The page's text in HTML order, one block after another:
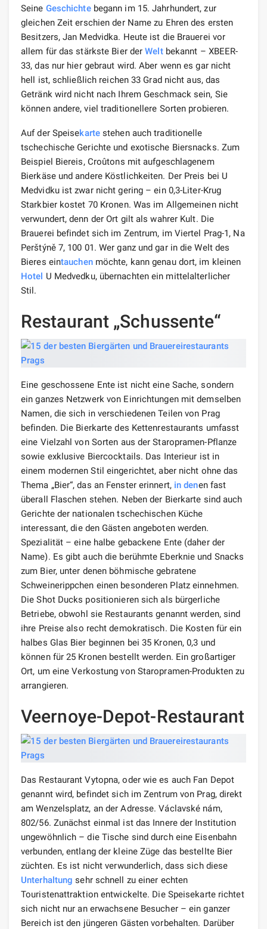
Seine Geschichtebegann im 15. Jahrhundert, zur
gleichen Zeit erschien der Name zu Ehren des ersten
Besitzers, Jan Medvidka. Heute ist die Brauerei vor
allem für das stärkste Bier derWeltbekannt – XBEER-
33, das nur hier gebraut wird. Aber wenn es gar nicht
hell ist, schließlich reichen 33 Grad nicht aus, das
Getränk wird nicht nach Ihrem Geschmack sein, Sie
können andere, viel traditionellere Sorten probieren.
Auf der Speisekartestehen auch traditionelle
tschechische Gerichte und exotische Biersnacks. Zum
Beispiel Biereis, Croûtons mit aufgeschlagenem
Bierkäse und andere Köstlichkeiten. Der Preis bei U
Medvidku ist zwar nicht gering – ein 0,3-Liter-Krug
Starkbier kostet 70 Kronen. Was im Allgemeinen nicht
verwundert, denn der Ort gilt als wahrer Kult. Die
Brauerei befindet sich im Zentrum, im Viertel Prag-1, Na
Perštýně 7, 100 01. Wer ganz und gar in die Welt des
Bieres eintauchenmöchte, kann genau dort, im kleinen
Hotel U Medvedku, übernachten ein mittelalterlicher
Stil.
Restaurant „Schussente“
Eine geschossene Ente ist nicht eine Sache, sondern
ein ganzes Netzwerk von Einrichtungen mit demselben
Namen, die sich in verschiedenen Teilen von Prag
befinden. Die Bierkarte des Kettenrestaurants umfasst
eine Vielzahl von Sorten aus der Staropramen-Pflanze
sowie exklusive Biercocktails. Das Interieur ist in
einem modernen Stil eingerichtet, aber nicht ohne das
Thema „Bier“, das an Fenster erinnert, in denen fast
überall Flaschen stehen. Neben der Bierkarte sind auch
Gerichte der nationalen tschechischen Küche
interessant, die den Gästen angeboten werden.
Spezialität – eine halbe gebackene Ente (daher der
Name). Es gibt auch die berühmte Eberknie und Snacks
zum Bier, unter denen böhmische gebratene
Schweinerippchen einen besonderen Platz einnehmen.
Die Shot Ducks positionieren sich als bürgerliche
Betriebe, obwohl sie Restaurants genannt werden, sind
ihre Preise also recht demokratisch. Die Kosten für ein
halbes Glas Bier beginnen bei 35 Kronen, 0,3 und
können für 25 Kronen bestellt werden. Ein großartiger
Ort, um eine Verkostung von Staropramen-Produkten zu
arrangieren.
Veernoye-Depot-Restaurant
Das Restaurant Vytopna, oder wie es auch Fan Depot
genannt wird, befindet sich im Zentrum von Prag, direkt
am Wenzelsplatz, an der Adresse. Václavské nám,
802/56. Zunächst einmal ist das Innere der Institution
ungewöhnlich – die Tische sind durch eine Eisenbahn
verbunden, entlang der kleine Züge das bestellte Bier
züchten. Es ist nicht verwunderlich, dass sich diese
Unterhaltung sehr schnell zu einer echten
Touristenattraktion entwickelte. Die Speisekarte richtet
sich nicht nur an erwachsene Besucher – ein ganzer
Bereich ist den jüngeren Gästen vorbehalten. Darüber